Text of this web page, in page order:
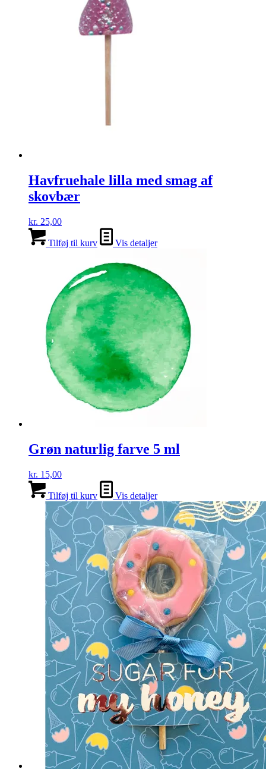
Havfruehale lilla med smag af
skovbær
kr. 25,00
Tilføj til kurv Vis detaljer
Grøn naturlig farve 5 ml
kr. 15,00
Tilføj til kurv Vis detaljer